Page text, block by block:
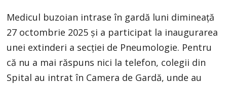
Medicul buzoian intrase în gardă luni dimineaţă
27 octombrie 2025 şi a participat la inaugurarea
unei extinderi a secţiei de Pneumologie. Pentru
că nu a mai răspuns nici la telefon, colegii din
Spital au intrat în Camera de Gardă, unde au